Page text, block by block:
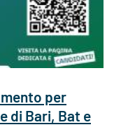
per
di Bari, Bat e